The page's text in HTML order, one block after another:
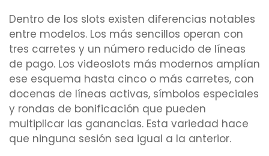
Dentro de los slots existen diferencias notables
entre modelos. Los más sencillos operan con
tres carretes y un número reducido de líneas
de pago. Los videoslots más modernos amplían
ese esquema hasta cinco o más carretes, con
docenas de líneas activas, símbolos especiales
y rondas de bonificación que pueden
multiplicar las ganancias. Esta variedad hace
que ninguna sesión sea igual a la anterior.